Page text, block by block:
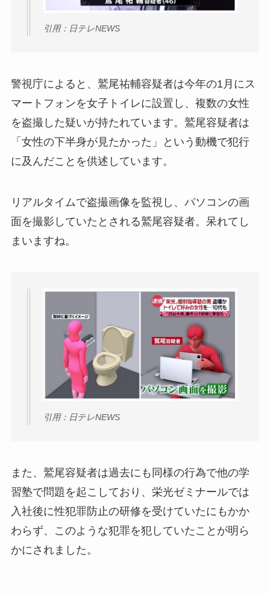
引用：日テレNEWS
警視庁によると、鷲尾祐輔容疑者は今年の1月にス
マートフォンを女子トイレに設置し、複数の女性
を盗撮した疑いが持たれています。鷲尾容疑者は
「女性の下半身が見たかった」という動機で犯行
に及んだことを供述しています。
リアルタイムで盗撮画像を監視し、パソコンの画
面を撮影していたとされる鷲尾容疑者。呆れてし
まいますね。
引用：日テレNEWS
また、鷲尾容疑者は過去にも同様の行為で他の学
習塾で問題を起こしており、栄光ゼミナールでは
入社後に性犯罪防止の研修を受けていたにもかか
わらず、このような犯罪を犯していたことが明ら
かにされました。